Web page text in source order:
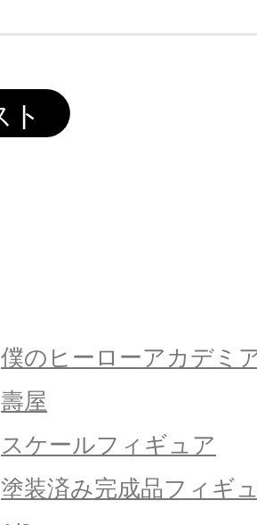
僕のヒーローアカデミ
壽屋
スケールフィギュア
塗装済み完成品フィギ